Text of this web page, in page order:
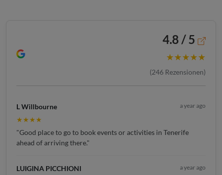
4.8 / 5
★★★★★
(246 Rezensionen)
L Willbourne a year ago
★★★★
"Good place to go to book events or activities in Tenerife
ahead of arriving there."
LUIGINA PICCHIONI a year ago